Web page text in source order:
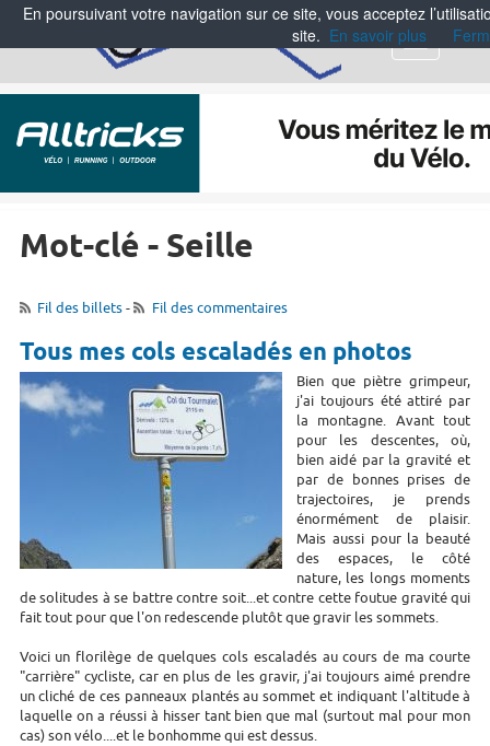
Menu
Mot-clé - Seille
Fil des billets- Fil des commentaires
Tous mes cols escaladés en photos
Bien que piètre grimpeur,
j'ai toujours été attiré par
la montagne. Avant tout
pour les descentes, où,
bien aidé par la gravité et
par de bonnes prises de
trajectoires, je prends
énormément de plaisir.
Mais aussi pour la beauté
des espaces, le côté
nature, les longs moments
de solitudes à se battre contre soit...et contre cette foutue gravité qui
fait tout pour que l'on redescende plutôt que gravir les sommets.
Voici un florilège de quelques cols escaladés au cours de ma courte
"carrière" cycliste, car en plus de les gravir, j'ai toujours aimé prendre
un cliché de ces panneaux plantés au sommet et indiquant l'altitude à
laquelle on a réussi à hisser tant bien que mal (surtout mal pour mon
cas) son vélo....et le bonhomme qui est dessus.
En poursuivant votre navigation sur ce site, vous acceptez
site. En savoir plus